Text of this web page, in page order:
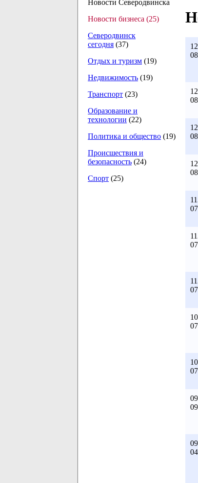
Новости Северодвинска
Новости бизнеса (25)
Северодвинск
сегодня (37)
Отдых и туризм (19)
Недвижимость (19)
Транспорт (23)
Образование и
технологии (22)
Политика и общество (19)
Происшествия и
безопасность (24)
Спорт (25)